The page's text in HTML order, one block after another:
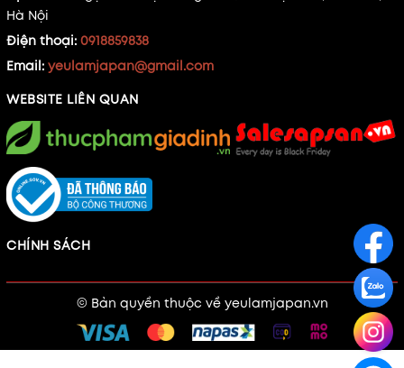
Hà Nội
Điện thoại: 0918859838
Email: yeulamjapan@gmail.com
WEBSITE LIÊN QUAN
CHÍNH SÁCH
© Bản quyền thuộc về yeulamjapan.vn